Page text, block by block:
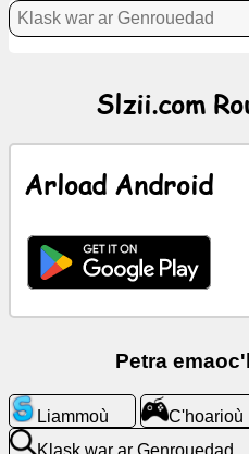
sokial
digoust
ChatGPT
Wiki
Klask
war
Slzii.com
Arload Android
Petra
Liammoù
C'hoarioù
Klask war ar Genrouedad